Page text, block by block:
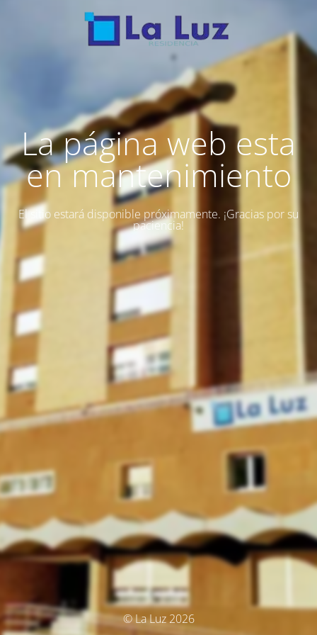
La página web esta
en mantenimiento
El sitio estará disponible próximamente. ¡Gracias por su
paciencia!
© La Luz 2026